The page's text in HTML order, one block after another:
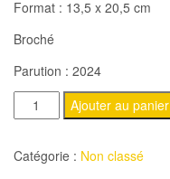
Format : 13,5 x 20,5 cm
Broché
Parution : 2024
quantité
de
Genevieve
Ajouter au panier
Catégorie : Non classé